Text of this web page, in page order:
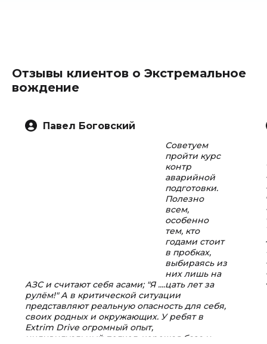
Отзывы клиентов о Экстремальное
вождение
Павел Боговский
Советуем
пройти курс
контр
аварийной
подготовки.
Полезно
всем,
особенно
тем, кто
годами стоит
в пробках,
выбираясь из
них лишь на
АЗС и считают себя асами; "Я ....цать лет за
рулём!" А в критической ситуации
представляют реальную опасность для себя,
своих родных и окружающих. У ребят в
Extrim Drive огромный опыт,
индивидуальный подход, хорошая база и